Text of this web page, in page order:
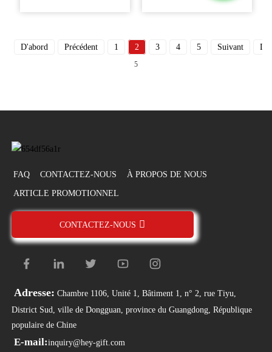
D'abord Précédent 1 2 3 4 5 Suivant
5
FAQ CONTACTEZ-NOUS À PROPOS DE NOUS
ARTICLE PROMOTIONNEL
CONTACTEZ-NOUS
Adresse: Chambre 1106, Unité 1, Bâtiment 1, n° 2, rue Tiyu,
District Sud, ville de Dongguan, province du Guangdong, République
populaire de Chine
E-mail:inquiry@hey-gift.com